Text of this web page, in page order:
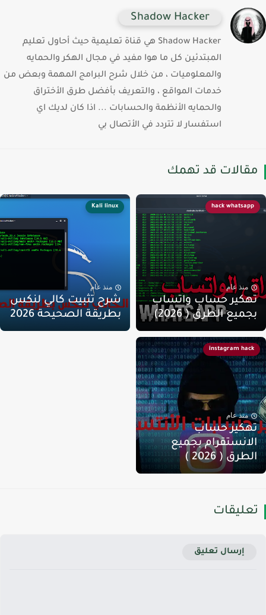
Shadow Hacker
Shadow Hacker هي قناة تعليمية حيث أحاول تعليم
المبتدئين كل ما هوا مفيد في مجال الهكر والحمايه
والمعلوميات ، من خلال شرح البرامج المهمة وبعض من
خدمات المواقع ، والتعريف بأفضل طرق الأختراق
والحمايه الأنظمة والحسابات ... اذا كان لديك اي
استفسار لا تتردد في الأتصال بي
قد تهمك
hack whatsapp
منذ عام
حساب واتساب
الطرق ( 2026)
Kali linux
منذ عام
شرح تثبيت كالي لنكس
بطريقة الصحيحة 2026
instagram hack
منذ عام
حساب
بجميع
( 2026 )
إرسال تعليق